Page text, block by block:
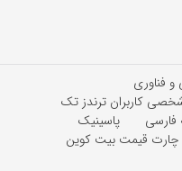
و فناوری
کاربران ترندز تک
فارسی
پاسینیک
چارت قیمت بیت کوین